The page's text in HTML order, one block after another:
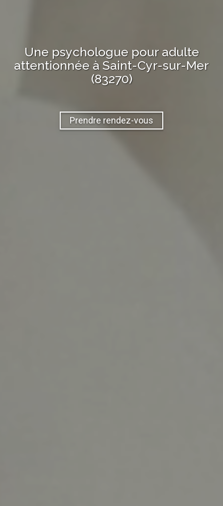
Une psychologue pour adulte
attentionnée à Saint-Cyr-sur-Mer
(83270)
Prendre rendez-vous